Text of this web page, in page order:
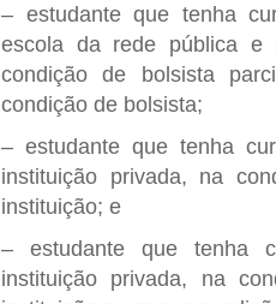
– estudante que tenha
escola da rede pública e
condição de bolsista
condição de bolsista;
– estudante que tenha
instituição privada, na
instituição; e
– estudante que tenha
instituição privada, na